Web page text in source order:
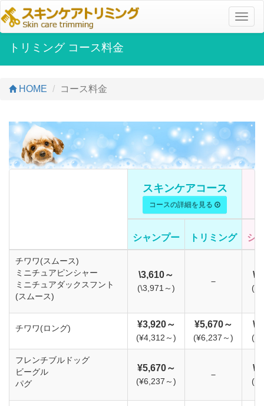
ナ
ビ
トリミング コース料金
HOME コース料金
スキンケアコース
コースの詳細を見る
シャンプー トリミング シ
チワワ(スムース)
ミニチュアピンシャー
ミニチュアダックスフント
(スムース)
\3,610～
(\3,971～)
－
チワワ(ロング) ¥3,920～
(¥4,312～)
¥5,670～
(¥6,237～)
フレンチブルドッグ
ビーグル
パグ
¥5,670～
(¥6,237～)
－